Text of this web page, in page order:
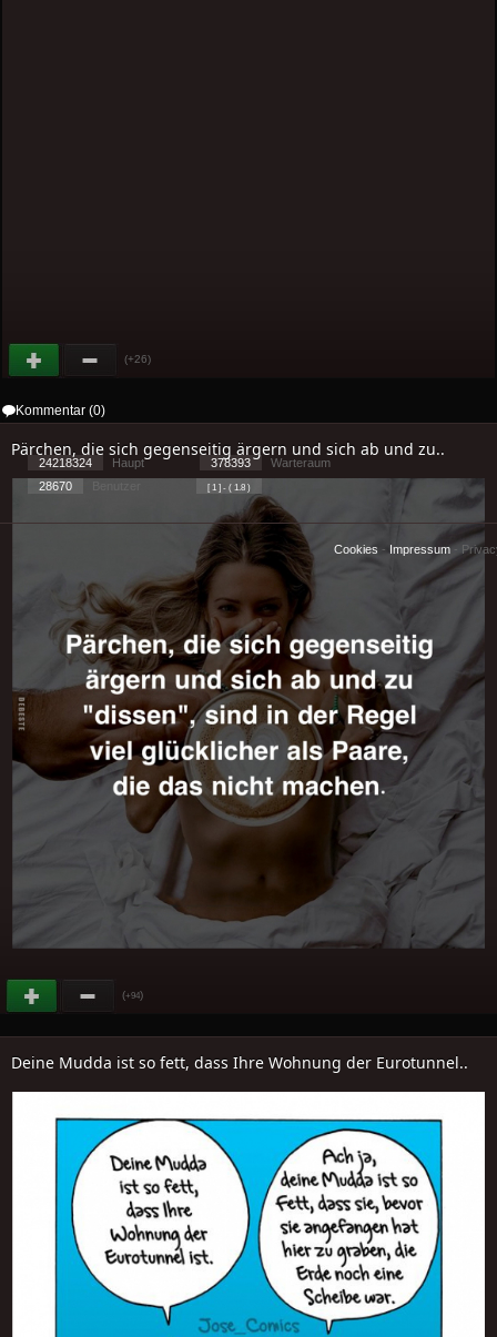
(+26)
Kommentar (0)
Pärchen, die sich gegenseitig ärgern und sich ab und zu..
(+94)
Deine Mudda ist so fett, dass Ihre Wohnung der Eurotunnel..
24218324 Haupt 378393
Warteraum
28670
[ 1 ] - ( 1.8 )
Cookies - Impressum-